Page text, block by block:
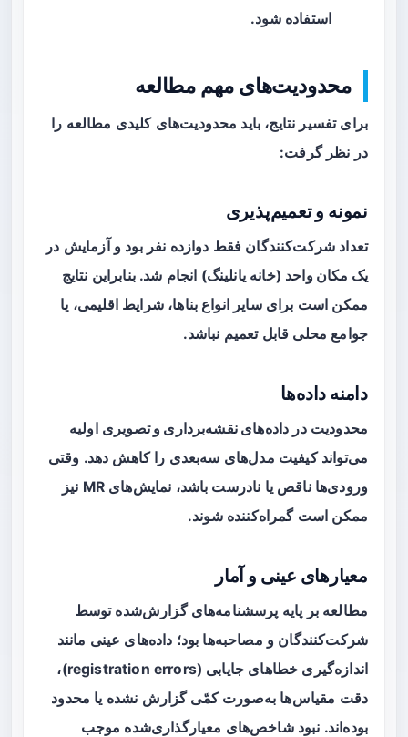
استفاده شود.
محدودیت‌های مهم مطالعه
برای تفسیر نتایج، باید محدودیت‌های کلیدی مطالعه را
در نظر گرفت:
نمونه و تعمیم‌پذیری
تعداد شرکت‌کنندگان فقط دوازده نفر بود و آزمایش در
یک مکان واحد (خانه یانلینگ) انجام شد. بنابراین نتایج
ممکن است برای سایر انواع بناها، شرایط اقلیمی، یا
جوامع محلی قابل تعمیم نباشد.
دامنه داده‌ها
محدودیت در داده‌های نقشه‌برداری و تصویری اولیه
می‌تواند کیفیت مدل‌های سه‌بعدی را کاهش دهد. وقتی
ورودی‌ها ناقص یا نادرست باشد، نمایش‌های MR نیز
ممکن است گمراه‌کننده شوند.
معیارهای عینی و آمار
مطالعه بر پایه پرسشنامه‌های گزارش‌شده توسط
شرکت‌کنندگان و مصاحبه‌ها بود؛ داده‌های عینی مانند
اندازه‌گیری خطاهای جایابی (registration errors)،
دقت مقیاس‌ها به‌صورت کمّی گزارش نشده یا محدود
بوده‌اند. نبود شاخص‌های معیارگذاری‌شده موجب